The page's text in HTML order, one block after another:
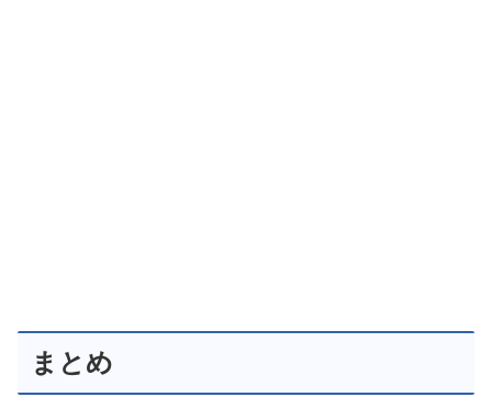
まとめ